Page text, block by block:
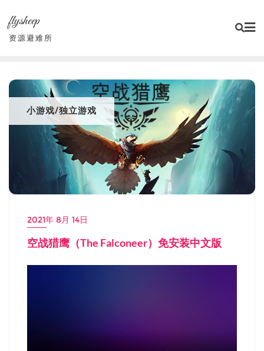
content
flysheep
资源避难所
小游戏/独立游戏
2021年 8月 14日
空战猎鹰（The Falconeer）免安装中文版